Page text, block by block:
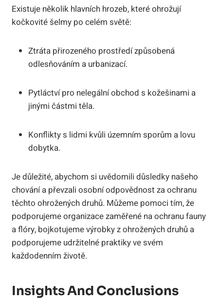
Existuje několik hlavních hrozeb, které ohrožují
kočkovité šelmy po celém světě:
Ztráta přirozeného prostředí způsobená
odlesňováním a urbanizací.
Pytláctví pro nelegální obchod s kožešinami a
jinými částmi těla.
Konflikty s lidmi kvůli územním sporům a lovu
dobytka.
Je důležité, abychom si uvědomili důsledky našeho
chování a převzali osobní odpovědnost za ochranu
těchto ohrožených druhů. Můžeme pomoci tím, že
podporujeme organizace zaměřené na ochranu fauny
a flóry, bojkotujeme výrobky z ohrožených druhů a
podporujeme udržitelné praktiky ve svém
každodenním životě.
Insights And Conclusions